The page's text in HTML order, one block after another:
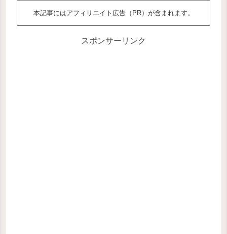
本記事にはアフィリエイト広告（PR）が含まれます。
スポンサーリンク